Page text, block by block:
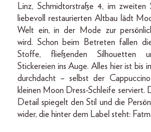
Linz, Schmidtorstraße 4, im zweiten
liebevoll restaurierten Altbau lädt
Welt ein, in der Mode zur
wird. Schon beim Betreten fallen
Stoffe, fließenden Silhouetten
Stickereien ins Auge. Alles hier ist bis
durchdacht – selbst der
kleinen Moon Dress-Schleife serviert.
Detail spiegelt den Stil und die
wider, die hinter dem Label steht: